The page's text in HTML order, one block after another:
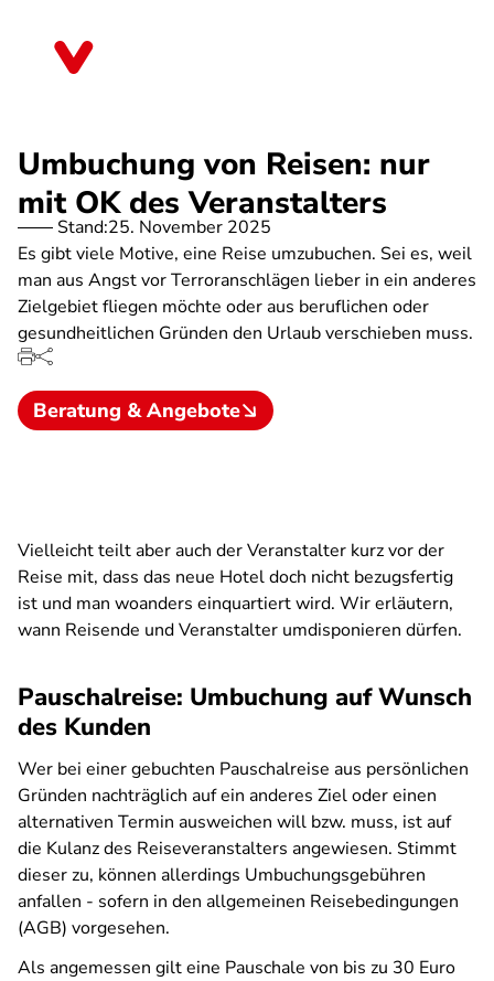
Umbuchung von Reisen: nur
mit OK des Veranstalters
Stand:25. November 2025
Es gibt viele Motive, eine Reise umzubuchen. Sei es, weil
man aus Angst vor Terroranschlägen lieber in ein anderes
Zielgebiet fliegen möchte oder aus beruflichen oder
gesundheitlichen Gründen den Urlaub verschieben muss.
Beratung & Angebote
Vielleicht teilt aber auch der Veranstalter kurz vor der
Reise mit, dass das neue Hotel doch nicht bezugsfertig
ist und man woanders einquartiert wird. Wir erläutern,
wann Reisende und Veranstalter umdisponieren dürfen.
Pauschalreise: Umbuchung auf Wunsch
des Kunden
Wer bei einer gebuchten Pauschalreise aus persönlichen
Gründen nachträglich auf ein anderes Ziel oder einen
alternativen Termin ausweichen will bzw. muss, ist auf
die Kulanz des Reiseveranstalters angewiesen. Stimmt
dieser zu, können allerdings Umbuchungsgebühren
anfallen - sofern in den allgemeinen Reisebedingungen
(AGB) vorgesehen.
Als angemessen gilt eine Pauschale von bis zu 30 Euro